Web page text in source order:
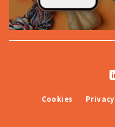
Privacy
Cookies